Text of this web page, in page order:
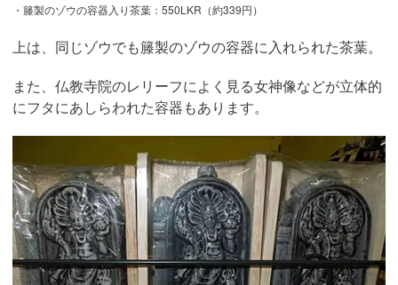
・籐製のゾウの容器入り茶葉：550LKR（約339円）
上は、同じゾウでも籐製のゾウの容器に入れられた茶葉。
また、仏教寺院のレリーフによく見る女神像などが立体的
にフタにあしらわれた容器もあります。